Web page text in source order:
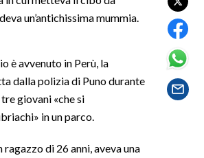
un’antichissima mummia.
è avvenuto in Perù, la
dalla polizia di Puno durante
giovani «che si
in un parco.
ragazzo di 26 anni, aveva una